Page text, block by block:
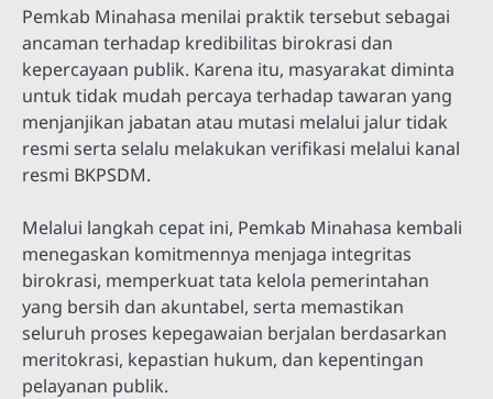
Pemkab Minahasa menilai praktik tersebut sebagai
ancaman terhadap kredibilitas birokrasi dan
kepercayaan publik. Karena itu, masyarakat diminta
untuk tidak mudah percaya terhadap tawaran yang
menjanjikan jabatan atau mutasi melalui jalur tidak
resmi serta selalu melakukan verifikasi melalui kanal
resmi BKPSDM.
Melalui langkah cepat ini, Pemkab Minahasa kembali
menegaskan komitmennya menjaga integritas
birokrasi, memperkuat tata kelola pemerintahan
yang bersih dan akuntabel, serta memastikan
seluruh proses kepegawaian berjalan berdasarkan
meritokrasi, kepastian hukum, dan kepentingan
pelayanan publik.